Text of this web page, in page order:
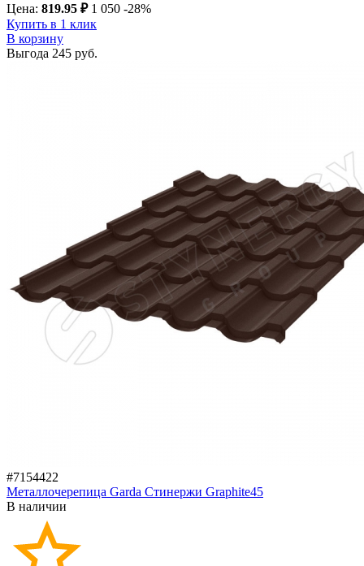
Цена: 819.95 ₽ 1 050 -28%
Купить в 1 клик
В корзину
Выгода 245 руб.
#7154422
Металлочерепица Garda Стинержи Graphite45
В наличии